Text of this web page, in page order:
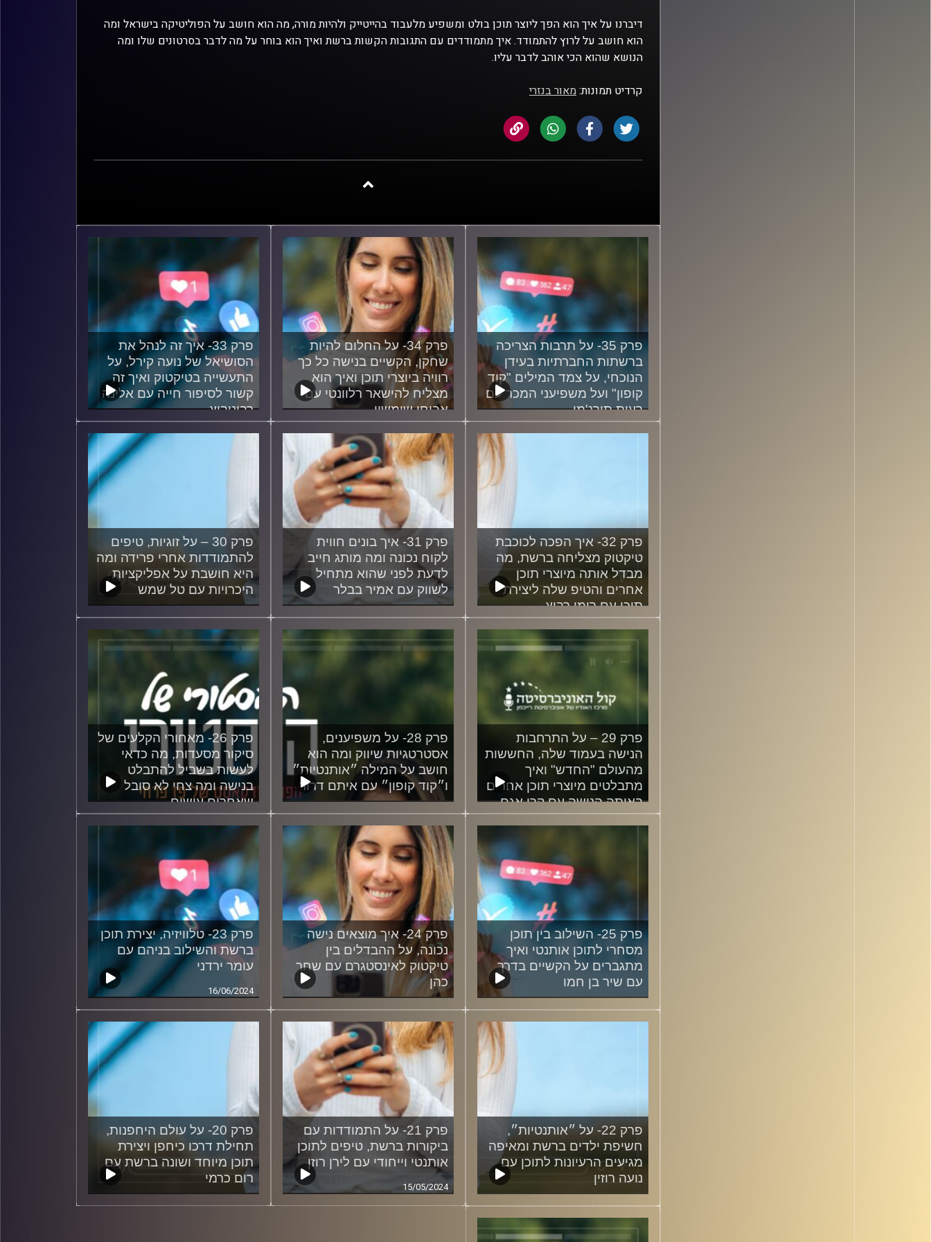
דיברנו על איך הוא הפך ליוצר תוכן בולט ומשפיע מלעבוד בהייטייק ולהיות מורה, מה הוא חושב על הפוליטיקה בישראל ומה
הוא חושב על לרוץ להתמודד. איך מתמודדים עם התגובות הקשות ברשת ואיך הוא בוחר על מה לדבר בסרטונים שלו ומה
הנושא שהוא הכי אוהב לדבר עליו.
קרדיט תמונות:מאור בנזרי
פרק 35- על תרבות הצריכה
ברשתות החברתיות בעידן
הנוכחי, על צמד המילים "קוד
קופון" ועל משפיעני המכר עם
רעות תורג'מן
04/12/2024
פרק 34- על החלום להיות
שחקן, הקשיים בנישה כל כך
רוויה ביוצרי תוכן ואיך הוא
מצליח להישאר רלוונטי עם
אביחי שימשון
27/11/2024
פרק 33- איך זה לנהל את
הסושיאל של נועה קירל, על
התעשייה בטיקטוק ואיך זה
קשור לסיפור חייה עם אלינה
רבינוביץ
19/11/2024
פרק 32- איך הפכה לכוכבת
טיקטוק מצליחה ברשת, מה
מבדל אותה מיוצרי תוכן
אחרים והטיפ שלה ליצירת
תוכן עם רומי רביץ
30/10/2024
פרק 31- איך בונים חווית
לקוח נכונה ומה מותג חייב
לדעת לפני שהוא מתחיל
לשווק עם אמיר בבלר
23/10/2024
פרק 30 – על זוגיות, טיפים
להתמודדות אחרי פרידה ומה
היא חושבת על אפליקציות
היכרויות עם טל שמש
05/09/2024
פרק 29 – על התרחבות
הנישה בעמוד שלה, החששות
מהעולם "החדש" ואיך
מתבלטים מיוצרי תוכן אחרים
באותה הנישה עם קרן אגם
21/08/2024
פרק 28- על משפיענים,
אסטרטגיות שיווק ומה הוא
חושב על המילה ״אותנטיות״
ו״קוד קופון״ עם איתם דרור
19/08/2024
פרק 26- מאחורי הקלעים של
סיקור מסעדות, מה כדאי
לעשות בשביל להתבלט
בנישה ומה צחי לא סובל
שאחרים עושים
24/07/2024
פרק 25- השילוב בין תוכן
מסחרי לתוכן אותנטי ואיך
מתגברים על הקשיים בדרך
עם שיר בן חמו
04/07/2024
פרק 24- איך מוצאים נישה
נכונה, על ההבדלים בין
טיקטוק לאינסטגרם עם שחר
כהן
26/06/2024
פרק 23- טלוויזיה, יצירת תוכן
ברשת והשילוב בניהם עם
עומר ירדני
16/06/2024
פרק 22- על ״אותנטיות״,
חשיפת ילדים ברשת ומאיפה
מגיעים הרעיונות לתוכן עם
נועה רוזין
15/05/2024
פרק 21- על התמודדות עם
ביקורות ברשת, טיפים לתוכן
אותנטי וייחודי עם לירן רוזן
15/05/2024
פרק 20- על עולם היחפנות,
תחילת דרכו כיחפן ויצירת
תוכן מיוחד ושונה ברשת עם
רום כרמי
03/04/2024